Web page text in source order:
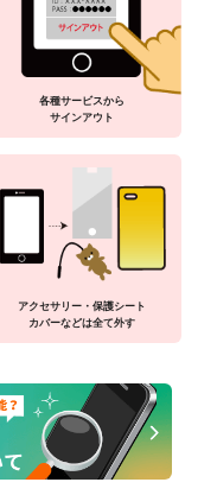
各種サービスから
サインアウト
アクセサリー・保護シート
カバーなどは全て外す